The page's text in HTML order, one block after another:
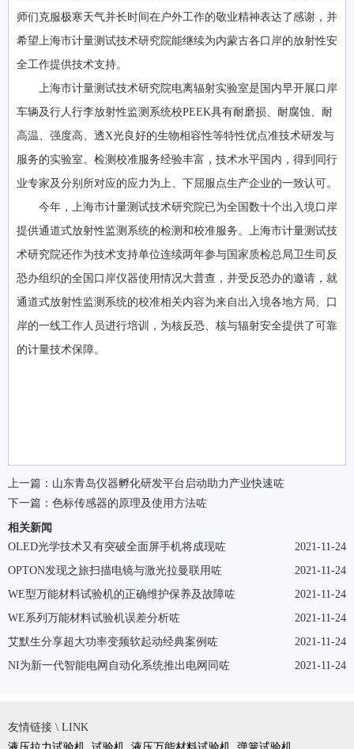
师们克服极寒天气并长时间在户外工作的敬业精神表达了感谢，并
希望上海市计量测试技术研究院能继续为内蒙古各口岸的放射性安
全工作提供技术支持。
上海市计量测试技术研究院电离辐射实验室是国内早开展口岸
车辆及行人行李放射性监测系统校PEEK具有耐磨损、耐腐蚀、耐
高温、强度高、透X光良好的生物相容性等特性优点准技术研发与
服务的实验室。检测校准服务经验丰富，技术水平国内，得到同行
业专家及分别所对应的应力为上、下屈服点生产企业的一致认可。
今年，上海市计量测试技术研究院已为全国数十个出入境口岸
提供通道式放射性监测系统的检测和校准服务。上海市计量测试技
术研究院还作为技术支持单位连续两年参与国家质检总局卫生司反
恐办组织的全国口岸仪器使用情况大普查，并受反恐办的邀请，就
通道式放射性监测系统的校准相关内容为来自出入境各地方局、口
岸的一线工作人员进行培训，为核反恐、核与辐射安全提供了可靠
的计量技术保障。
上一篇： 山东青岛仪器孵化研发平台启动助力产业快速咗
下一篇： 色标传感器的原理及使用方法咗
相关新闻
2021-11-24
OLED光学技术又有突破全面屏手机将成现咗
2021-11-24
OPTON发现之旅扫描电镜与激光拉曼联用咗
2021-11-24
WE型万能材料试验机的正确维护保养及故障咗
2021-11-24
WE系列万能材料试验机误差分析咗
2021-11-24
艾默生分享超大功率变频软起动经典案例咗
2021-11-24
NI为新一代智能电网自动化系统推出电网同咗
友情链接 \ LINK